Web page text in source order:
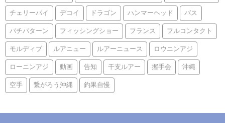
チェリーパイ デコイ ドラゴン ハンマーヘッド バス
バチパターン フィッシングショー フランス フルコンタクト
モルディブ ルアニュー ルアーニュース ロウニンアジ
ローニンアジ 動画 告知 干支ルアー 握手会 沖縄
空手 繋がろう沖縄 釣果自慢